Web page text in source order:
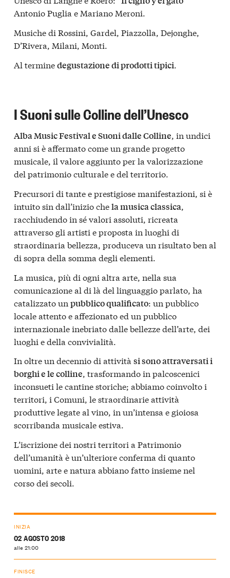
Antonio Puglia e Mariano Meroni.
Musiche di Rossini, Gardel, Piazzolla, Dejonghe,
D’Rivera, Milani, Monti.
Al terminedegustazione di prodotti tipici
I Suoni sulle Colline dell’Unesco
Alba Music Festival e Suoni dalle Colline, in undici
anni si è affermato come un grande progetto
musicale, il valore aggiunto per la valorizzazione
del patrimonio culturale e del territorio.
Precursori di tante e prestigiose manifestazioni, si è
intuito sin dall’inizio chela musica classica,
racchiudendo in sé valori assoluti, ricreata
attraverso gli artisti e proposta in luoghi di
straordinaria bellezza, produceva un risultato ben al
di sopra della somma degli elementi.
La musica, più di ogni altra arte, nella sua
comunicazione al di là del linguaggio parlato, ha
catalizzato un pubblico qualificato: un pubblico
locale attento e affezionato ed un pubblico
internazionale inebriato dalle bellezze dell’arte, dei
luoghi e della convivialità.
In oltre un decennio di attività si sono attraversati i
borghi e le colline, trasformando in palcoscenici
inconsueti le cantine storiche; abbiamo coinvolto i
territori, i Comuni, le straordinarie attività
produttive legate al vino, in un’intensa e gioiosa
scorribanda musicale estiva.
L’iscrizione dei nostri territori a Patrimonio
dell’umanità è un’ulteriore conferma di quanto
uomini, arte e natura abbiano fatto insieme nel
corso dei secoli.
INIZIA
02 AGOSTO 2018
alle 21:00
FINISCE